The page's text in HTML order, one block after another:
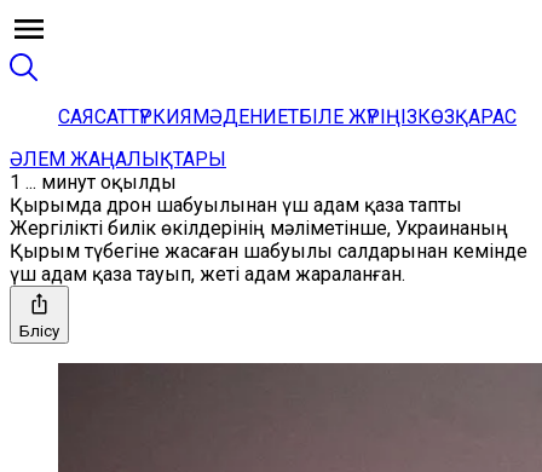
САЯСАТТҮРКИЯМӘДЕНИЕТБІЛЕ ЖҮРІҢІЗКӨЗҚАРАС
ӘЛЕМ ЖАҢАЛЫҚТАРЫ
1 ... минут оқылды
Қырымда дрон шабуылынан үш адам қаза тапты
Жергілікті билік өкілдерінің мәліметінше, Украинаның
Қырым түбегіне жасаған шабуылы салдарынан кемінде
үш адам қаза тауып, жеті адам жараланған.
Бөлісу